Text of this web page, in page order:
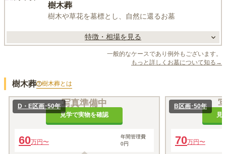
樹木葬
樹木や草花を墓標とし、自然に還るお墓
特徴・相場を見る
一般的なケースであり例外もございます。
もっと詳しくお墓について知る→
樹木葬 樹木葬とは
写真準備中
見学で実物を確認
D・E区画･50年
60万円〜
年間管理費
0円
見
B区画･50年
70万円〜